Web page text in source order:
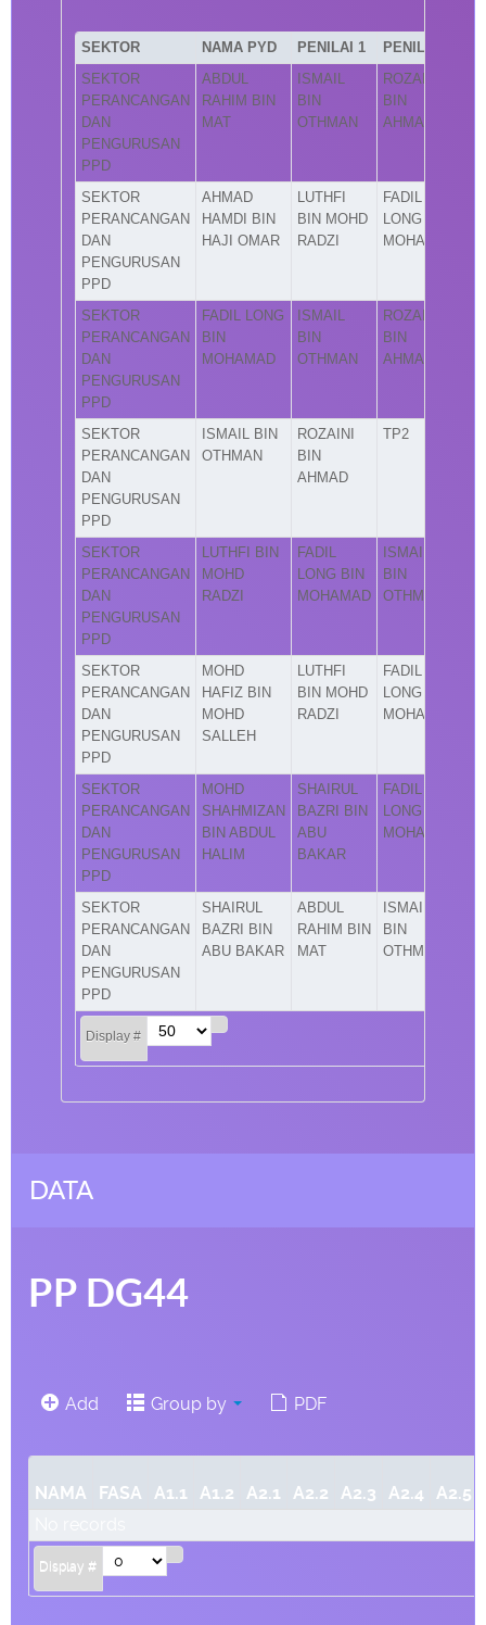
SEKTOR NAMA PYD PENILAI 1 PENILAI 2
Display #
SEKTOR
PERANCANGAN
DAN
PENGURUSAN
PPD
ABDUL
RAHIM BIN
MAT
ISMAIL
BIN
OTHMAN
ROZAINI
BIN
AHMAD
SEKTOR
PERANCANGAN
DAN
PENGURUSAN
PPD
AHMAD
HAMDI BIN
HAJI OMAR
LUTHFI
BIN MOHD
RADZI
FADIL
LONG BIN
MOHAMAD
SEKTOR
PERANCANGAN
DAN
PENGURUSAN
PPD
FADIL LONG
BIN
MOHAMAD
ISMAIL
BIN
OTHMAN
ROZAINI
BIN
AHMAD
SEKTOR
PERANCANGAN
DAN
PENGURUSAN
PPD
ISMAIL BIN
OTHMAN
ROZAINI
BIN
AHMAD
TP2
SEKTOR
PERANCANGAN
DAN
PENGURUSAN
PPD
LUTHFI BIN
MOHD
RADZI
FADIL
LONG BIN
MOHAMAD
ISMAIL
BIN
OTHMAN
SEKTOR
PERANCANGAN
DAN
PENGURUSAN
PPD
MOHD
HAFIZ BIN
MOHD
SALLEH
LUTHFI
BIN MOHD
RADZI
FADIL
LONG BIN
MOHAMAD
SEKTOR
PERANCANGAN
DAN
PENGURUSAN
PPD
MOHD
SHAHMIZAN
BIN ABDUL
HALIM
SHAIRUL
BAZRI BIN
ABU
BAKAR
FADIL
LONG BIN
MOHAMAD
SEKTOR
PERANCANGAN
DAN
PENGURUSAN
PPD
SHAIRUL
BAZRI BIN
ABU BAKAR
ABDUL
RAHIM BIN
MAT
ISMAIL
BIN
OTHMAN
DATA
PP DG44
Add Group by PDF
NAMA FASA A1.1 A1.2 A2.1 A2.2 A2.3 A2.4 A2.5
Display #